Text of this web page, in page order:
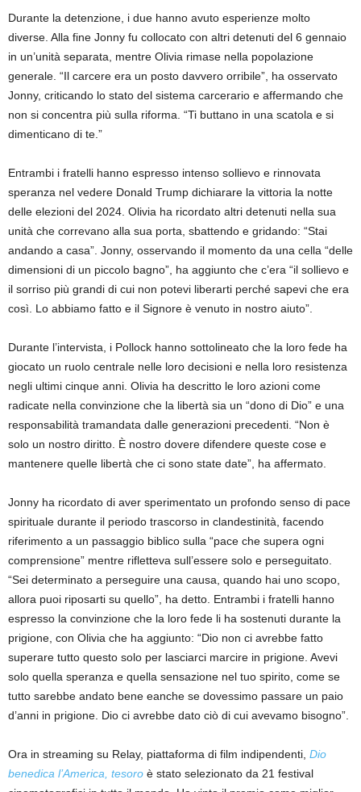
Durante la detenzione, i due hanno avuto esperienze molto
diverse. Alla fine Jonny fu collocato con altri detenuti del 6 gennaio
in un’unità separata, mentre Olivia rimase nella popolazione
generale. “Il carcere era un posto davvero orribile”, ha osservato
Jonny, criticando lo stato del sistema carcerario e affermando che
non si concentra più sulla riforma. “Ti buttano in una scatola e si
dimenticano di te.”
Entrambi i fratelli hanno espresso intenso sollievo e rinnovata
speranza nel vedere Donald Trump dichiarare la vittoria la notte
delle elezioni del 2024. Olivia ha ricordato altri detenuti nella sua
unità che correvano alla sua porta, sbattendo e gridando: “Stai
andando a casa”. Jonny, osservando il momento da una cella “delle
dimensioni di un piccolo bagno”, ha aggiunto che c’era “il sollievo e
il sorriso più grandi di cui non potevi liberarti perché sapevi che era
così. Lo abbiamo fatto e il Signore è venuto in nostro aiuto”.
Durante l’intervista, i Pollock hanno sottolineato che la loro fede ha
giocato un ruolo centrale nelle loro decisioni e nella loro resistenza
negli ultimi cinque anni. Olivia ha descritto le loro azioni come
radicate nella convinzione che la libertà sia un “dono di Dio” e una
responsabilità tramandata dalle generazioni precedenti. “Non è
solo un nostro diritto. È nostro dovere difendere queste cose e
mantenere quelle libertà che ci sono state date”, ha affermato.
Jonny ha ricordato di aver sperimentato un profondo senso di pace
spirituale durante il periodo trascorso in clandestinità, facendo
riferimento a un passaggio biblico sulla “pace che supera ogni
comprensione” mentre rifletteva sull’essere solo e perseguitato.
“Sei determinato a perseguire una causa, quando hai uno scopo,
allora puoi riposarti su quello”, ha detto. Entrambi i fratelli hanno
espresso la convinzione che la loro fede li ha sostenuti durante la
prigione, con Olivia che ha aggiunto: “Dio non ci avrebbe fatto
superare tutto questo solo per lasciarci marcire in prigione. Avevi
solo quella speranza e quella sensazione nel tuo spirito, come se
tutto sarebbe andato bene eanche se dovessimo passare un paio
d’anni in prigione. Dio ci avrebbe dato ciò di cui avevamo bisogno”.
Ora in streaming su Relay, piattaforma di film indipendenti, Dio
benedica l’America, tesoro è stato selezionato da 21 festival